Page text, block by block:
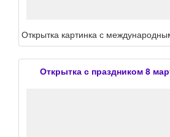
Открытка с праздником 8